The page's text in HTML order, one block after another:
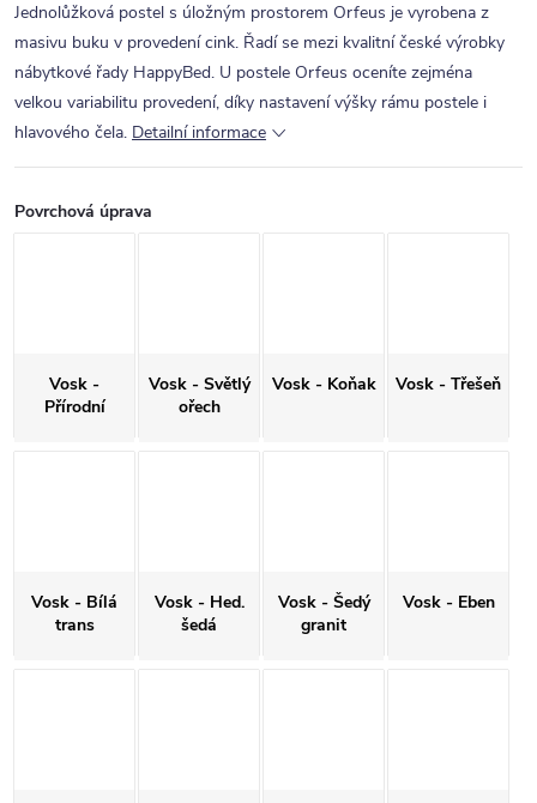
Jednolůžková postel s úložným prostorem Orfeus je vyrobena z
masivu buku v provedení cink. Řadí se mezi kvalitní české výrobky
nábytkové řady HappyBed. U postele Orfeus oceníte zejména
velkou variabilitu provedení, díky nastavení výšky rámu postele i
hlavového čela. Detailní informace
Povrchová úprava
Vosk -
Přírodní
Vosk - Světlý
ořech
Vosk - Koňak Vosk - Třešeň
Vosk - Bílá
trans
Vosk - Hed.
šedá
Vosk - Šedý
granit
Vosk - Eben